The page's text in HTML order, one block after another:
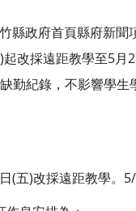
縣政府首頁縣府新
改採遠距教學至5
勤紀錄，不影響學
(五)改採遠距教學。